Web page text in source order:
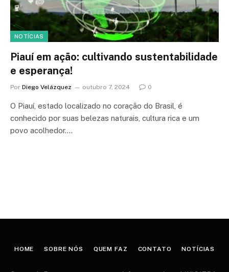
NOTÍCIAS
Piauí em ação: cultivando sustentabilidade
e esperança!
Por Diego Velázquez outubro 7, 2024 0
O Piauí, estado localizado no coração do Brasil, é
conhecido por suas belezas naturais, cultura rica e um
povo acolhedor.…
HOME SOBRE NÓS QUEM FAZ CONTATO NOTÍCIAS